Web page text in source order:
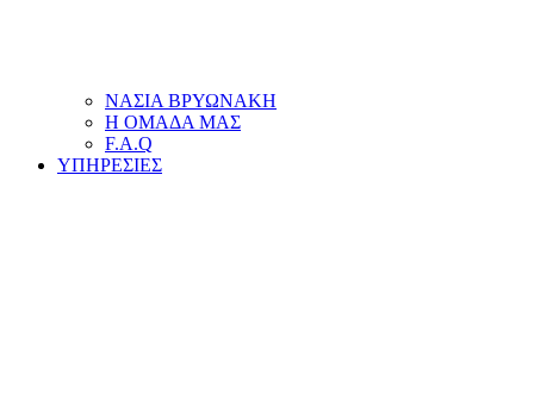
ΝΑΣΙΑ ΒΡΥΩΝΑΚΗ
Η ΟΜΑΔΑ ΜΑΣ
F.A.Q
ΥΠΗΡΕΣΙΕΣ